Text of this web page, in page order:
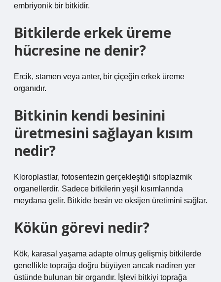
embriyonik bir bitkidir.
Bitkilerde erkek üreme
hücresine ne denir?
Ercik, stamen veya anter, bir çiçeğin erkek üreme
organıdır.
Bitkinin kendi besinini
üretmesini sağlayan kısım
nedir?
Kloroplastlar, fotosentezin gerçekleştiği sitoplazmik
organellerdir. Sadece bitkilerin yeşil kısımlarında
meydana gelir. Bitkide besin ve oksijen üretimini sağlar.
Kökün görevi nedir?
Kök, karasal yaşama adapte olmuş gelişmiş bitkilerde
genellikle toprağa doğru büyüyen ancak nadiren yer
üstünde bulunan bir organdır. İşlevi bitkiyi toprağa